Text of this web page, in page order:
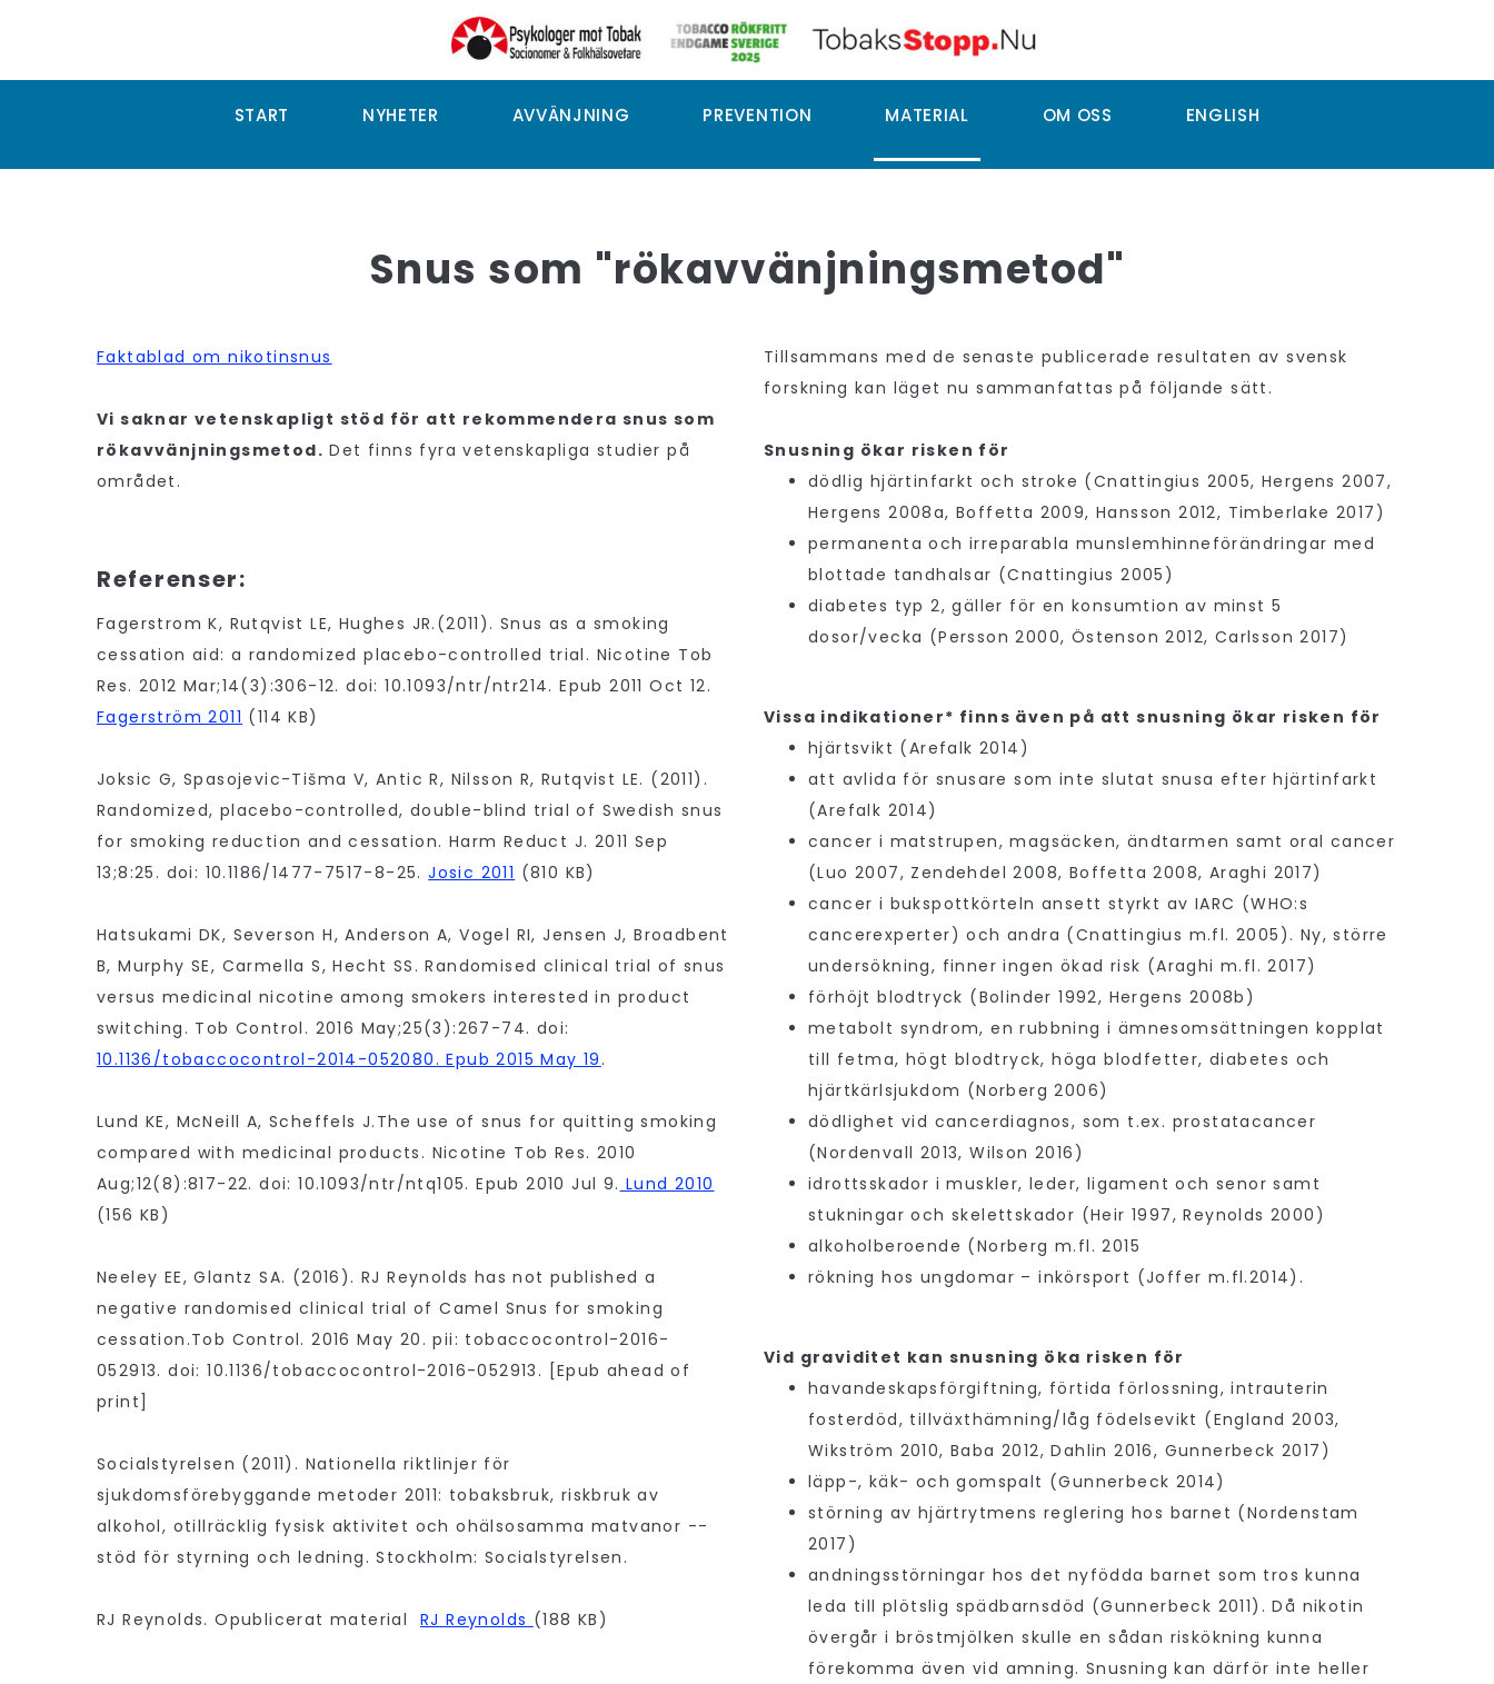
START NYHETER AVVÄNJNING PREVENTION MATERIAL OM OSS ENGLISH
Snus som "rökavvänjningsmetod"
Faktablad om nikotinsnus
Vi saknar vetenskapligt stöd för att rekommendera snus som
rökavvänjningsmetod. Det finns fyra vetenskapliga studier på
området.
Referenser:
Fagerstrom K, Rutqvist LE, Hughes JR.(2011). Snus as a smoking
cessation aid: a randomized placebo-controlled trial. Nicotine Tob
Res. 2012 Mar;14(3):306-12. doi: 10.1093/ntr/ntr214. Epub 2011 Oct 12.
Fagerström 2011 (114 KB)
Joksic G, Spasojevic-Tišma V, Antic R, Nilsson R, Rutqvist LE. (2011).
Randomized, placebo-controlled, double-blind trial of Swedish snus
for smoking reduction and cessation. Harm Reduct J. 2011 Sep
13;8:25. doi: 10.1186/1477-7517-8-25.Josic 2011 (810 KB)
Hatsukami DK, Severson H, Anderson A, Vogel RI, Jensen J, Broadbent
B, Murphy SE, Carmella S, Hecht SS. Randomised clinical trial of snus
versus medicinal nicotine among smokers interested in product
switching. Tob Control. 2016 May;25(3):267-74. doi:
10.1136/tobaccocontrol-2014-052080. Epub 2015 May 19 .
Lund KE, McNeill A, Scheffels J.The use of snus for quitting smoking
compared with medicinal products. Nicotine Tob Res. 2010
Aug;12(8):817-22. doi: 10.1093/ntr/ntq105. Epub 2010 Jul 9. Lund 2010
(156 KB)
Neeley EE, Glantz SA. (2016). RJ Reynolds has not published a
negative randomised clinical trial of Camel Snus for smoking
cessation.Tob Control. 2016 May 20. pii: tobaccocontrol-2016-
052913. doi: 10.1136/tobaccocontrol-2016-052913. [Epub ahead of
print]
Socialstyrelsen (2011). Nationella riktlinjer för
sjukdomsförebyggande metoder 2011: tobaksbruk, riskbruk av
alkohol, otillräcklig fysisk aktivitet och ohälsosamma matvanor --
stöd för styrning och ledning. Stockholm: Socialstyrelsen.
RJ Reynolds. Opublicerat material RJ Reynolds (188 KB)
Tillsammans med de senaste publicerade resultaten av svensk
forskning kan läget nu sammanfattas på följande sätt.
Snusning ökar risken för
dödlig hjärtinfarkt och stroke (Cnattingius 2005, Hergens 2007,
Hergens 2008a, Boffetta 2009, Hansson 2012, Timberlake 2017)
permanenta och irreparabla munslemhinneförändringar med
blottade tandhalsar (Cnattingius 2005)
diabetes typ 2, gäller för en konsumtion av minst 5
dosor/vecka (Persson 2000, Östenson 2012, Carlsson 2017)
Vissa indikationer* finns även på att snusning ökar risken för
hjärtsvikt (Arefalk 2014)
att avlida för snusare som inte slutat snusa efter hjärtinfarkt
(Arefalk 2014)
cancer i matstrupen, magsäcken, ändtarmen samt oral cancer
(Luo 2007, Zendehdel 2008, Boffetta 2008, Araghi 2017)
cancer i bukspottkörteln ansett styrkt av IARC (WHO:s
cancerexperter) och andra (Cnattingius m.fl. 2005). Ny, större
undersökning, finner ingen ökad risk (Araghi m.fl. 2017)
förhöjt blodtryck (Bolinder 1992, Hergens 2008b)
metabolt syndrom, en rubbning i ämnesomsättningen kopplat
till fetma, högt blodtryck, höga blodfetter, diabetes och
hjärtkärlsjukdom (Norberg 2006)
dödlighet vid cancerdiagnos, som t.ex. prostatacancer
(Nordenvall 2013, Wilson 2016)
idrottsskador i muskler, leder, ligament och senor samt
stukningar och skelettskador (Heir 1997, Reynolds 2000)
alkoholberoende (Norberg m.fl. 2015
rökning hos ungdomar – inkörsport (Joffer m.fl.2014).
Vid graviditet kan snusning öka risken för
havandeskapsförgiftning, förtida förlossning, intrauterin
fosterdöd, tillväxthämning/låg födelsevikt (England 2003,
Wikström 2010, Baba 2012, Dahlin 2016, Gunnerbeck 2017)
läpp-, käk- och gomspalt (Gunnerbeck 2014)
störning av hjärtrytmens reglering hos barnet (Nordenstam
2017)
andningsstörningar hos det nyfödda barnet som tros kunna
leda till plötslig spädbarnsdöd (Gunnerbeck 2011). Då nikotin
övergår i bröstmjölken skulle en sådan riskökning kunna
förekomma även vid amning. Snusning kan därför inte heller